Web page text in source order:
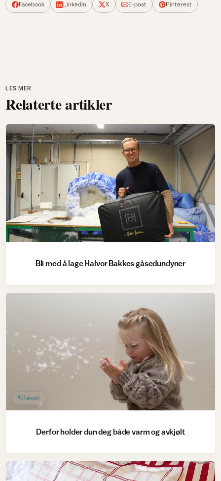
Facebook LinkedIn X E-post Pinterest
LES MER
Relaterte artikler
Tekstil
Bli med å lage Halvor Bakkes gåsedundyner
Tekstil
Derfor holder dun deg både varm og avkjølt